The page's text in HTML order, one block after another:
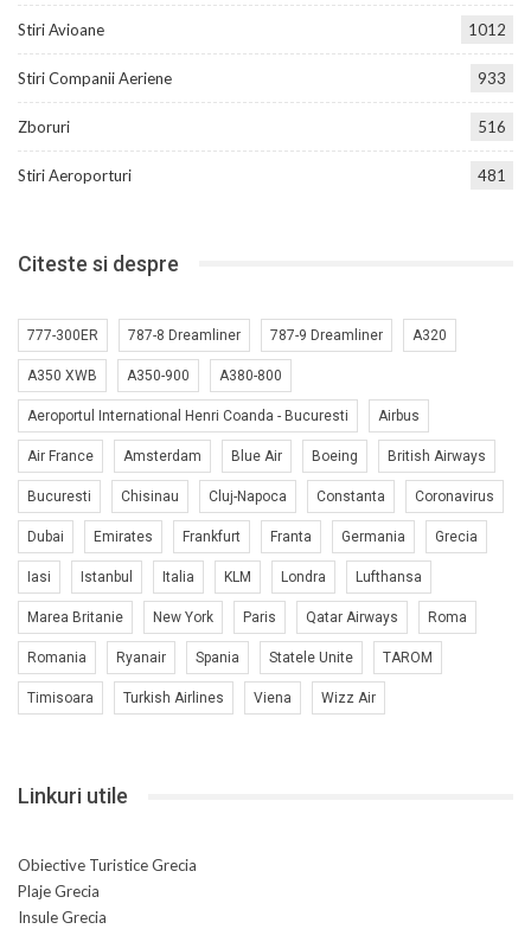
Stiri Avioane 1012
Stiri Companii Aeriene 933
Zboruri 516
Stiri Aeroporturi 481
Citeste si despre
777-300ER 787-8 Dreamliner 787-9 Dreamliner A320
A350 XWB A350-900 A380-800
Aeroportul International Henri Coanda - Bucuresti Airbus
Air France Amsterdam Blue Air Boeing British Airways
Bucuresti Chisinau Cluj-Napoca Constanta Coronavirus
Dubai Emirates Frankfurt Franta Germania Grecia
Iasi Istanbul Italia KLM Londra Lufthansa
Marea Britanie New York Paris Qatar Airways Roma
Romania Ryanair Spania Statele Unite TAROM
Timisoara Turkish Airlines Viena Wizz Air
Linkuri utile
Obiective Turistice Grecia
Plaje Grecia
Insule Grecia